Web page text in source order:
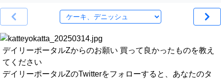
デイリーポータルZからのお願い 買って良かったものを教え
てください
デイリーポータルZのTwitterをフォローすると、あなたのタ